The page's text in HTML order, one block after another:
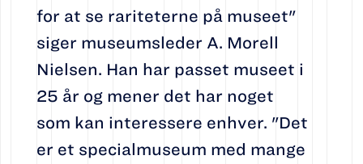
for at se rariteterne på museet"
siger museumsleder A. Morell
Nielsen. Han har passet museet i
25 år og mener det har noget
som kan interessere enhver. "Det
er et specialmuseum med mange